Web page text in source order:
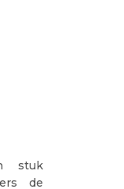
stuk
de